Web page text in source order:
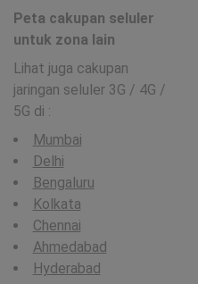
Peta cakupan seluler
untuk zona lain
Lihat juga cakupan
jaringan seluler 3G / 4G /
5G di :
Mumbai
Delhi
Bengaluru
Kolkata
Chennai
Ahmedabad
Hyderabad